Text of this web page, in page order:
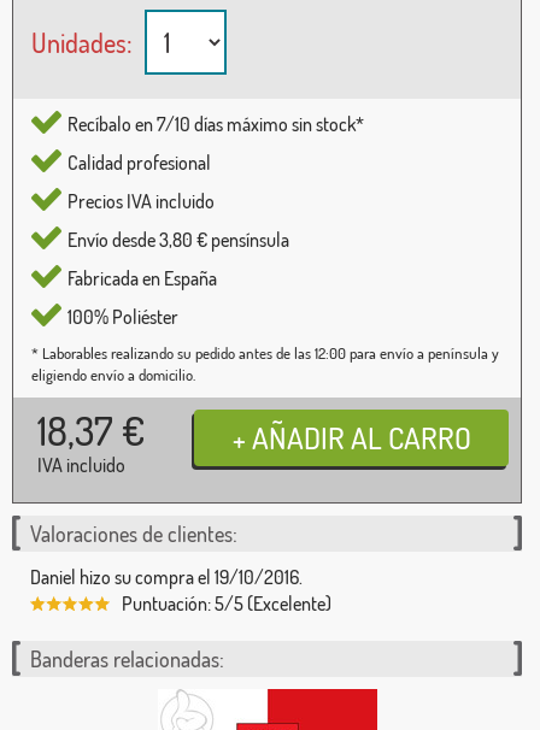
Unidades:
Recíbalo en 7/10 días máximo sin stock*
Calidad profesional
Precios IVA incluido
Envío desde 3,80 € pensínsula
Fabricada en España
100% Poliéster
* Laborables realizando su pedido antes de las 12:00 para envío a península y
eligiendo envío a domicilio.
18,37 €
IVA incluido
Valoraciones de clientes:
Daniel hizo su compra el 19/10/2016.
Puntuación: 5/5 (Excelente)
Banderas relacionadas: